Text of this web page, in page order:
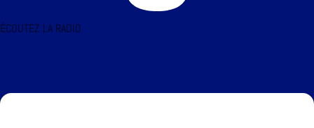
ÉCOUTEZ LA RADIO